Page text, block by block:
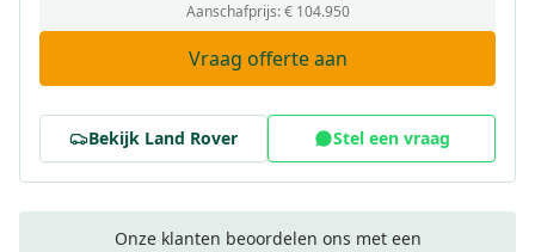
Aanschafprijs:€ 104.950
Vraag offerte aan
Bekijk Land Rover Stel een vraag
Onze klanten beoordelen ons met een